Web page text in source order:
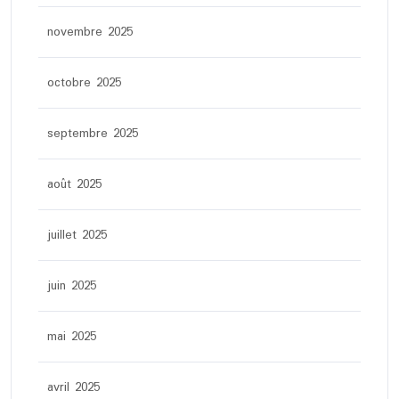
novembre 2025
octobre 2025
septembre 2025
août 2025
juillet 2025
juin 2025
mai 2025
avril 2025